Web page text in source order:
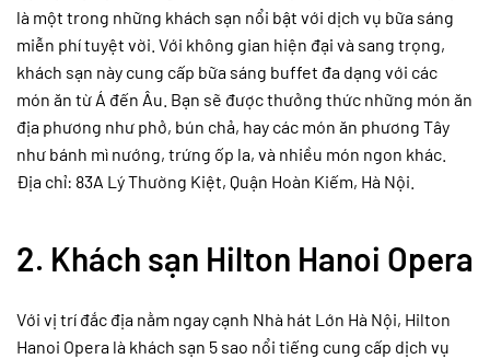
là một trong những khách sạn nổi bật với dịch vụ bữa sáng
miễn phí tuyệt vời. Với không gian hiện đại và sang trọng,
khách sạn này cung cấp bữa sáng buffet đa dạng với các
món ăn từ Á đến Âu. Bạn sẽ được thưởng thức những món ăn
địa phương như phở, bún chả, hay các món ăn phương Tây
như bánh mì nướng, trứng ốp la, và nhiều món ngon khác.
Địa chỉ: 83A Lý Thường Kiệt, Quận Hoàn Kiếm, Hà Nội.
2. Khách sạn Hilton Hanoi Opera
Với vị trí đắc địa nằm ngay cạnh Nhà hát Lớn Hà Nội, Hilton
Hanoi Opera là khách sạn 5 sao nổi tiếng cung cấp dịch vụ